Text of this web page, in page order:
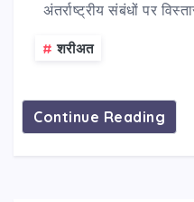
अंतर्राष्ट्रीय संबंधों पर
# शरीअत
Continue Reading